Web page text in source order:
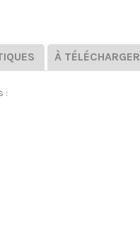
À TÉLÉCHARGER
: